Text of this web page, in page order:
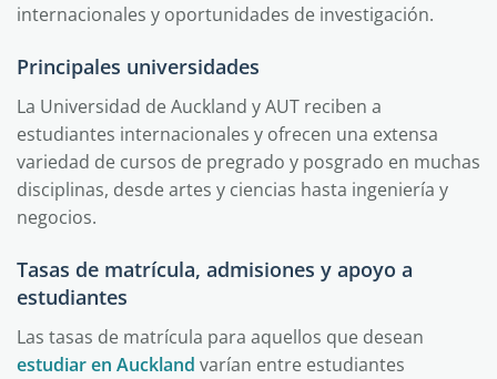
internacionales y oportunidades de investigación.
Principales universidades
La Universidad de Auckland y AUT reciben a
estudiantes internacionales y ofrecen una extensa
variedad de cursos de pregrado y posgrado en muchas
disciplinas, desde artes y ciencias hasta ingeniería y
negocios.
Tasas de matrícula, admisiones y apoyo a
estudiantes
Las tasas de matrícula para aquellos que desean
estudiar en Auckland varían entre estudiantes